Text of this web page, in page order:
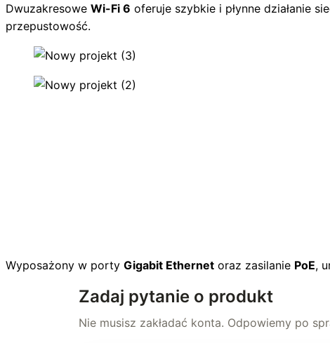
Dwuzakresowe Wi-Fi 6 oferuje szybkie i płynne działanie
przepustowość.
Wyposażony w porty Gigabit Ethernet oraz zasilanie PoE,
Zadaj pytanie o produkt
Nie musisz zakładać konta. Odpowiemy po